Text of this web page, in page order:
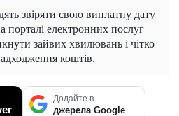
звіряти свою виплатну дату
порталі електронних послуг
зайвих хвилювань і чітко
коштів.
Додайте в
джерела Google